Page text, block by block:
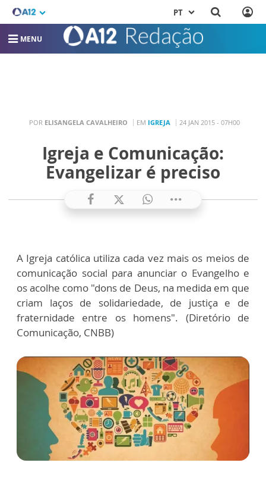
PT
MENU
POR ELISANGELA CAVALHEIRO EM IGREJA 24 JAN 2015 - 07H00
Igreja e Comunicação:
Evangelizar é preciso
A Igreja católica utiliza cada vez mais os meios de
comunicação social para anunciar o Evangelho e
os acolhe como "dons de Deus, na medida em que
criam laços de solidariedade, de justiça e de
fraternidade entre os homens". (Diretório de
Comunicação, CNBB)